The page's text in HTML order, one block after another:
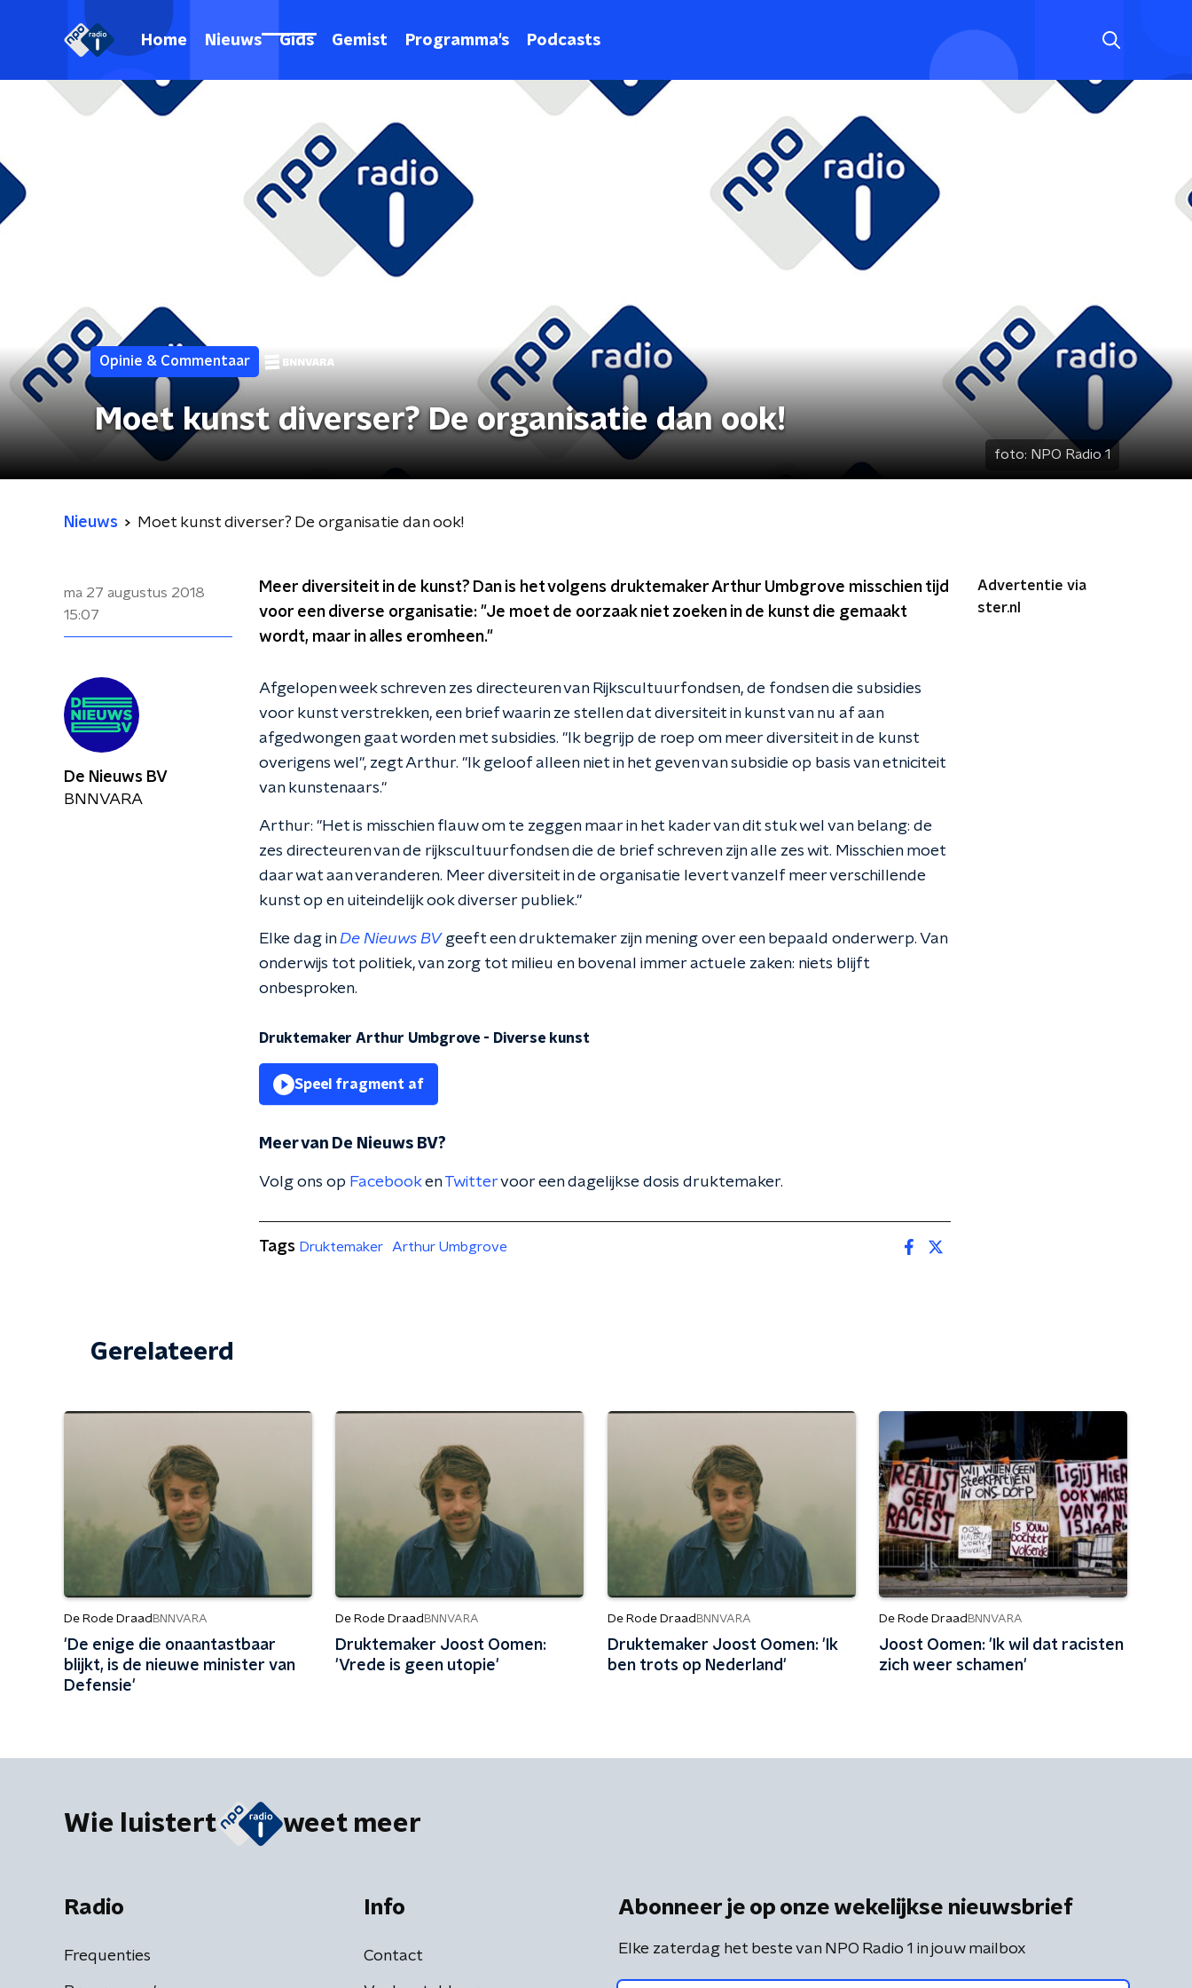
Home Nieuws Gids Gemist Programma's Podcasts
Opinie & Commentaar
Moet kunst diverser? De organisatie dan ook!
foto: NPO Radio 1
Nieuws Moet kunst diverser? De organisatie dan ook!
ma 27 augustus 2018
15:07
Meer diversiteit in de kunst? Dan is het volgens druktemaker Arthur Umbgrove misschien tijd
voor een diverse organisatie: "Je moet de oorzaak niet zoeken in de kunst die gemaakt
wordt, maar in alles eromheen."
Afgelopen week schreven zes directeuren van Rijkscultuurfondsen, de fondsen die subsidies
voor kunst verstrekken, een brief waarin ze stellen dat diversiteit in kunst van nu af aan
afgedwongen gaat worden met subsidies. "Ik begrijp de roep om meer diversiteit in de kunst
overigens wel", zegt Arthur. "Ik geloof alleen niet in het geven van subsidie op basis van etniciteit
van kunstenaars."
Arthur: "Het is misschien flauw om te zeggen maar in het kader van dit stuk wel van belang: de
zes directeuren van de rijkscultuurfondsen die de brief schreven zijn alle zes wit. Misschien moet
daar wat aan veranderen. Meer diversiteit in de organisatie levert vanzelf meer verschillende
kunst op en uiteindelijk ook diverser publiek."
Elke dag inDe Nieuws BVgeeft een druktemaker zijn mening over een bepaald onderwerp. Van
onderwijs tot politiek, van zorg tot milieu en bovenal immer actuele zaken: niets blijft
onbesproken.
Druktemaker Arthur Umbgrove - Diverse kunst
Speel fragment af
Meer van De Nieuws BV?
Volg ons op FacebookenTwittervoor een dagelijkse dosis druktemaker.
Advertentie via
ster.nl
De Nieuws BV
BNNVARA
Tags Druktemaker Arthur Umbgrove
Gerelateerd
De Rode Draad BNNVARA
'De enige die onaantastbaar
blijkt, is de nieuwe minister van
Defensie'
De Rode Draad BNNVARA
Druktemaker Joost Oomen:
'Vrede is geen utopie'
De Rode Draad BNNVARA
Druktemaker Joost Oomen: 'Ik
ben trots op Nederland'
De Rode Draad BNNVARA
Joost Oomen: 'Ik wil dat racisten
zich weer schamen'
Wie luistert weet meer
Radio
Frequenties
Info
Contact
Abonneer je op onze wekelijkse nieuwsbrief
Elke zaterdag het beste van NPO Radio 1 in jouw mailbox